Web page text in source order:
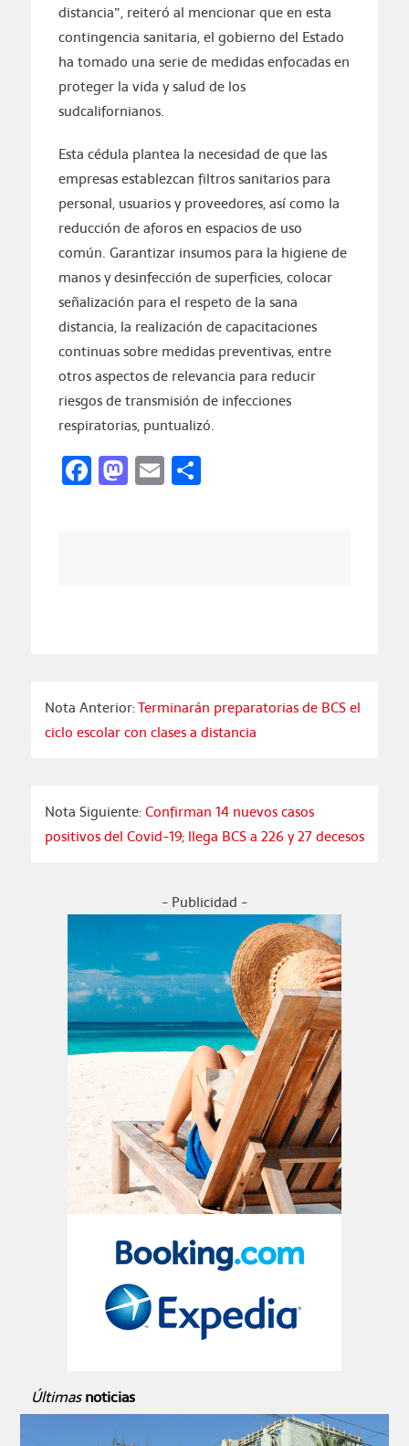
distancia”, reiteró al mencionar que en esta
contingencia sanitaria, el gobierno del Estado
ha tomado una serie de medidas enfocadas en
proteger la vida y salud de los
sudcalifornianos.
Esta cédula plantea la necesidad de que las
empresas establezcan filtros sanitarios para
personal, usuarios y proveedores, así como la
reducción de aforos en espacios de uso
común. Garantizar insumos para la higiene de
manos y desinfección de superficies, colocar
señalización para el respeto de la sana
distancia, la realización de capacitaciones
continuas sobre medidas preventivas, entre
otros aspectos de relevancia para reducir
riesgos de transmisión de infecciones
respiratorias, puntualizó.
Facebook
Mastodon
EmailCompartir
Nota Anterior:Terminarán preparatorias de BCS el
ciclo escolar con clases a distancia
Nota Siguiente:Confirman 14 nuevos casos
positivos del Covid-19; llega BCS a 226 y 27 decesos
- Publicidad -
Últimas noticias